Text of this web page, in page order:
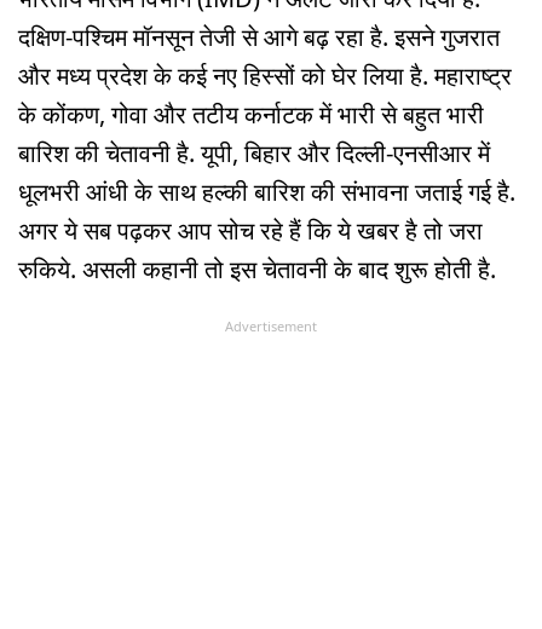
दक्षिण-पश्चिम मॉनसून तेजी से आगे बढ़ रहा है. इसने गुजरात
और मध्य प्रदेश के कई नए हिस्सों को घेर लिया है. महाराष्ट्र
के कोंकण, गोवा और तटीय कर्नाटक में भारी से बहुत भारी
बारिश की चेतावनी है. यूपी, बिहार और दिल्ली-एनसीआर में
धूलभरी आंधी के साथ हल्की बारिश की संभावना जताई गई है.
अगर ये सब पढ़कर आप सोच रहे हैं कि ये खबर है तो जरा
रुकिये. असली कहानी तो इस चेतावनी के बाद शुरू होती है.
Advertisement